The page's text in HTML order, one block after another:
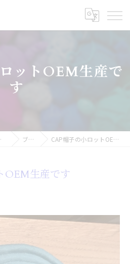
ットOEM生産で
す
リス ブログ CAP帽子の小ロットOEM生産です
OEM生産です